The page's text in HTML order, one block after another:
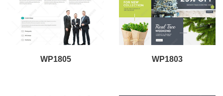
WP1805 WP1803